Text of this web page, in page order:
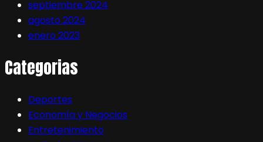
septiembre 2024
agosto 2024
enero 2023
Categorias
Deportes
Economía y Negocios
Entretenimiento